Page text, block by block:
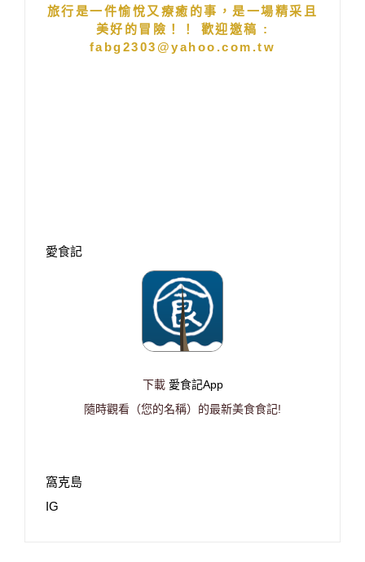
旅行是一件愉悅又療癒的事，是一場精采且
美好的冒險！！ 歡迎邀稿 :
fabg2303@yahoo.com.tw
愛食記
下載 愛食記App
隨時觀看（您的名稱）的最新美食食記!
窩克島
IG